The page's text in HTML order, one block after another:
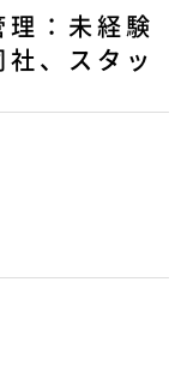
理：未経験
、スタッ